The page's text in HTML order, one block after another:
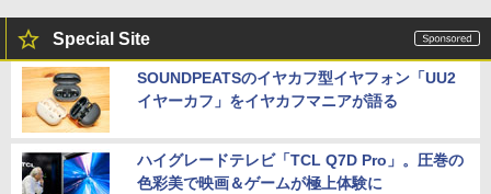
Special Site
SOUNDPEATSのイヤカフ型イヤフォン「UU2
イヤーカフ」をイヤカフマニアが語る
ハイグレードテレビ「TCL Q7D Pro」。圧巻の
色彩美で映画＆ゲームが極上体験に